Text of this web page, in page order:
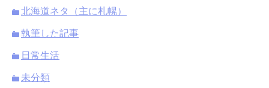
北海道ネタ（主に札幌）
執筆した記事
日常生活
未分類